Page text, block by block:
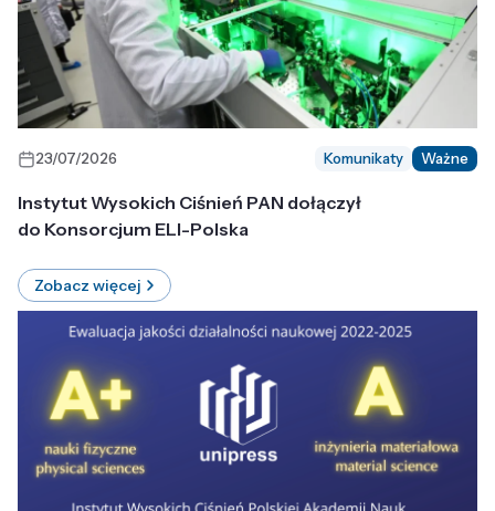
23/07/2026 Komunikaty Ważne
Instytut Wysokich Ciśnień PAN dołączył
do Konsorcjum ELI-Polska
Zobacz więcej